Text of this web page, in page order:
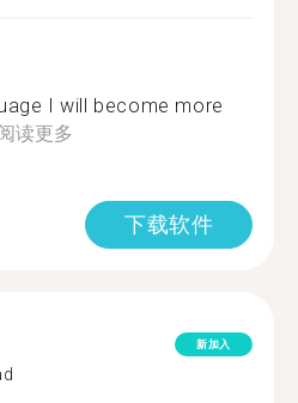
I will become more
读更多
下载软件
新加入